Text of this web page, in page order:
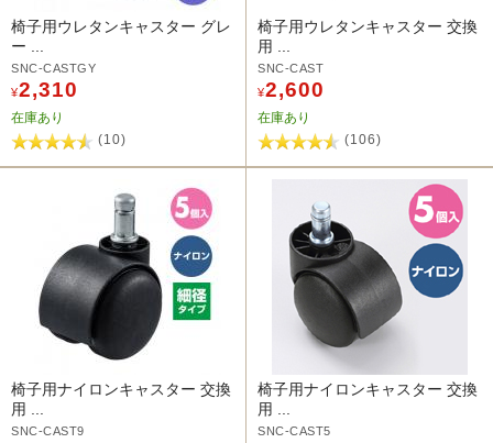
椅子用ウレタンキャスター グレ
ー ...
SNC-CASTGY
¥2,310
在庫あり
(10)
椅子用ウレタンキャスター 交換
用 ...
SNC-CAST
¥2,600
在庫あり
(106)
椅子用ナイロンキャスター 交換
用 ...
SNC-CAST9
椅子用ナイロンキャスター 交換
用 ...
SNC-CAST5